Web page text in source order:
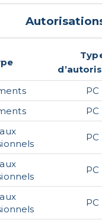
PC
PC
PC
PC
PC